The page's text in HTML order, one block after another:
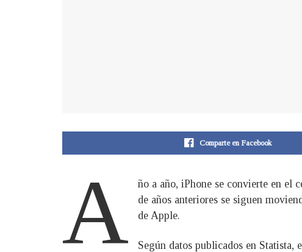
Comparte en Facebook
A
ño a año, iPhone se convierte en el
de años anteriores se siguen
de Apple.
Según datos publicados en